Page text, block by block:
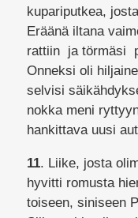
kupariputkea,
Eräänä iltana
rattiin ja törmäsi
Onneksi oli
selvisi
nokka meni
hankittava uusi
11. Liike, josta
hyvitti romusta
toiseen, siniseen